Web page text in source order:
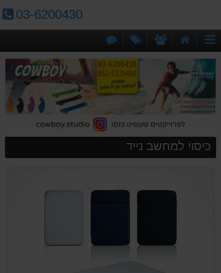
טלפון:
03-6200430
קטגוריות
הבית
אודותינומבצעים
קשר
כיסוי למחשב נייד